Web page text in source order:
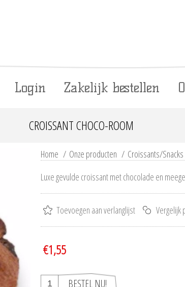
Login Zakelijk bestellen
CROISSANT CHOCO-ROOM
Home / Onze producten / Croissants/Snacks
Luxe gevulde croissant met chocolade en
€1,55